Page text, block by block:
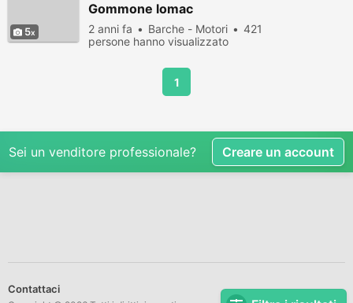
5
Gommone lomac
2 anni fa Barche - Motori
421
persone hanno visualizzato
1
Sei un venditore professionale? Creare un account
Contattaci